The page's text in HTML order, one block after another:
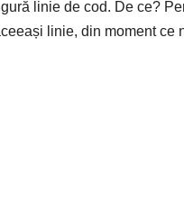
linie de cod. De ce?
linie, din moment ce